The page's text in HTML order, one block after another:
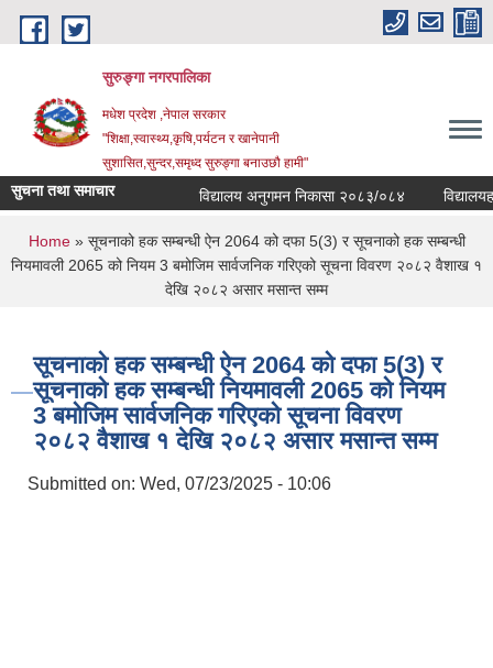
Skip to main content
सुरुङ्‍गा नगरपालिका
मधेश प्रदेश ,नेपाल सरकार
"शिक्षा,स्वास्थ्य,कृषि,पर्यटन र खानेपानी
सुशासित,सुन्दर,समृध्द सुरुङ्गा बनाउछौ हामी"
सुचना तथा समाचार विद्यालय अनुगमन निकासा २०८३/०८४
You are here
Home» सूचनाको हक सम्बन्धी ऐन 2064 को दफा 5(3) र सूचनाको हक सम्बन्धी
नियमावली 2065 को नियम 3 बमोजिम सार्वजनिक गरिएको सूचना विवरण २०८२ वैशाख १
देखि २०८२ असार मसान्त सम्म
सूचनाको हक सम्बन्धी ऐन 2064 को दफा 5(3) र
सूचनाको हक सम्बन्धी नियमावली 2065 को नियम
3 बमोजिम सार्वजनिक गरिएको सूचना विवरण
२०८२ वैशाख १ देखि २०८२ असार मसान्त सम्म
Submitted on: Wed, 07/23/2025 - 10:06